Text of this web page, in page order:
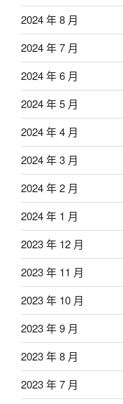
2024 年 8 月
2024 年 7 月
2024 年 6 月
2024 年 5 月
2024 年 4 月
2024 年 3 月
2024 年 2 月
2024 年 1 月
2023 年 12 月
2023 年 11 月
2023 年 10 月
2023 年 9 月
2023 年 8 月
2023 年 7 月